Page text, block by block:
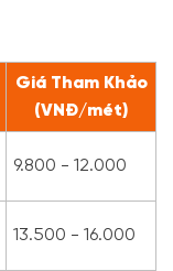
Giá Tham Khảo
(VNĐ/mét)
9.800 - 12.000
13.500 - 16.000